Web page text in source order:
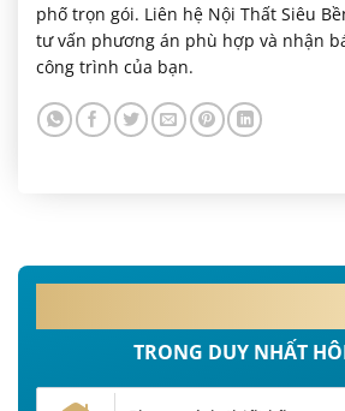
phố trọn gói. Liên hệ Nội Thất Siêu
tư vấn phương án phù hợp và nhận
công trình của bạn.
TRONG DUY NHẤT